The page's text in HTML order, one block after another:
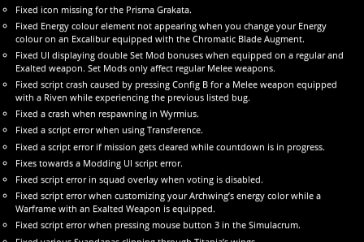
Fixed icon missing for the Prisma Grakata.
Fixed Energy colour element not appearing when you change your Energy
colour on an Excalibur equipped with the Chromatic Blade Augment.
Fixed UI displaying double Set Mod bonuses when equipped on a regular and
Exalted weapon. Set Mods only affect regular Melee weapons.
Fixed script crash caused by pressing Config B for a Melee weapon equipped
with a Riven while experiencing the previous listed bug.
Fixed a crash when respawning in Wyrmius.
Fixed a script error when using Transference.
Fixed a script error if mission gets cleared while countdown is in progress.
Fixes towards a Modding UI script error.
Fixed script error in squad overlay when voting is disabled.
Fixed script error when customizing your Archwing’s energy color while a
Warframe with an Exalted Weapon is equipped.
Fixed script error when pressing mouse button 3 in the Simulacrum.